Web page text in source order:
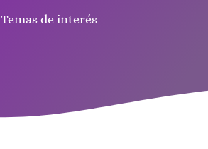
Temas de interés